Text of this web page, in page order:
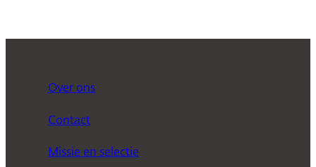
Over ons
Contact
Missie en selectie